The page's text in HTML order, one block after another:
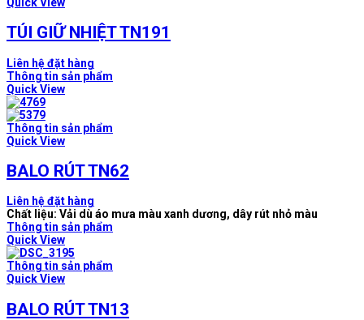
TÚI GIỮ NHIỆT TN191
Liên hệ đặt hàng
Thông tin sản phẩm
Quick View
Thông tin sản phẩm
Quick View
BALO RÚT TN62
Liên hệ đặt hàng
Chất liệu: Vải dù áo mưa màu xanh dương, dây rút nhỏ màu
Thông tin sản phẩm
Quick View
Thông tin sản phẩm
Quick View
BALO RÚT TN13